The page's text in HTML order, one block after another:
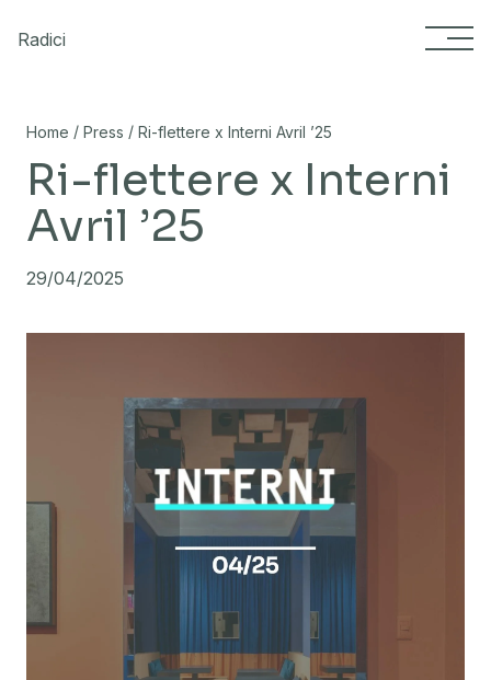
Radici
Home / Press / Ri-flettere x Interni Avril ’25
Ri-flettere x Interni
Avril ’25
29/04/2025